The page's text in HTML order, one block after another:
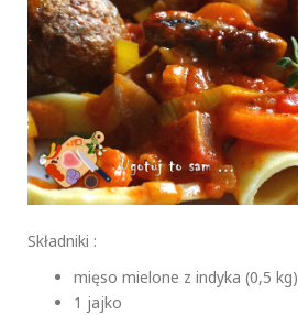
Składniki :
mięso mielone z indyka (0,5 kg)
1 jajko